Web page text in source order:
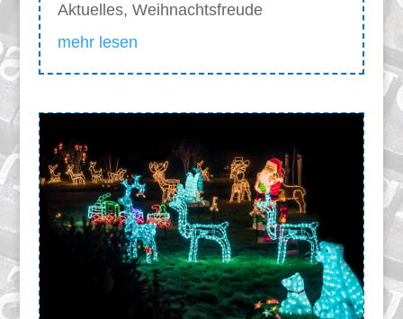
Aktuelles, Weihnachtsfreude
mehr lesen